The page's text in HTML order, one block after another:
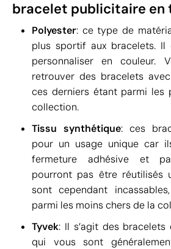
bracelet publicitaire en
Polyester: ce type de
plus sportif aux bracelets.
personnaliser en couleur.
retrouver des bracelets
ces derniers étant parmi les
collection.
Tissu synthétique: ces
pour un usage unique car
fermeture adhésive et
pourront pas être réutilisés
sont cependant
parmi les moins chers de la
Tyvek: Il s’agit des
qui vous sont